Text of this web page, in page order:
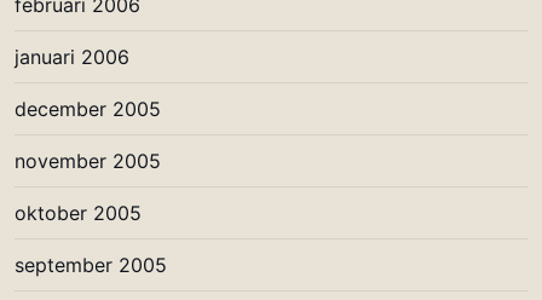
februari 2006
januari 2006
december 2005
november 2005
oktober 2005
september 2005